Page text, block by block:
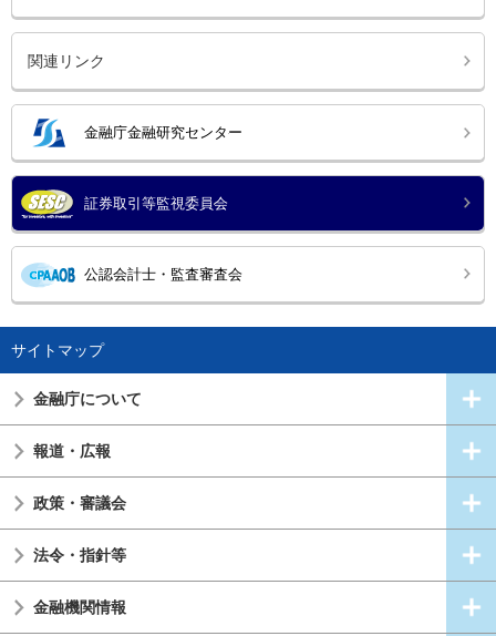
関連リンク
金融庁金融研究センター
証券取引等監視委員会
公認会計士・監査審査会
サイトマップ
金融庁について
報道・広報
政策・審議会
法令・指針等
金融機関情報